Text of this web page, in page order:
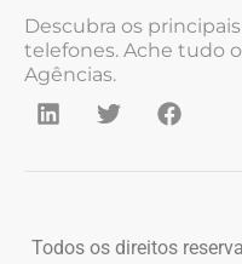
Descubra os
telefones. Ache tudo
Agências.
Todos os direitos